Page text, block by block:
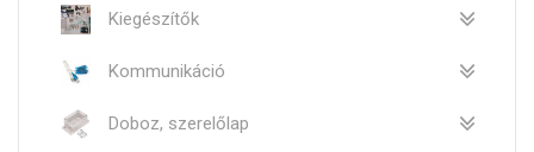
Kiegészítők
Kommunikáció
Doboz, szerelőlap